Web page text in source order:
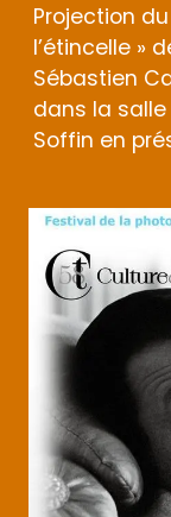
Projection
l’étincelle »
Sébastien
dans la
Soffin en